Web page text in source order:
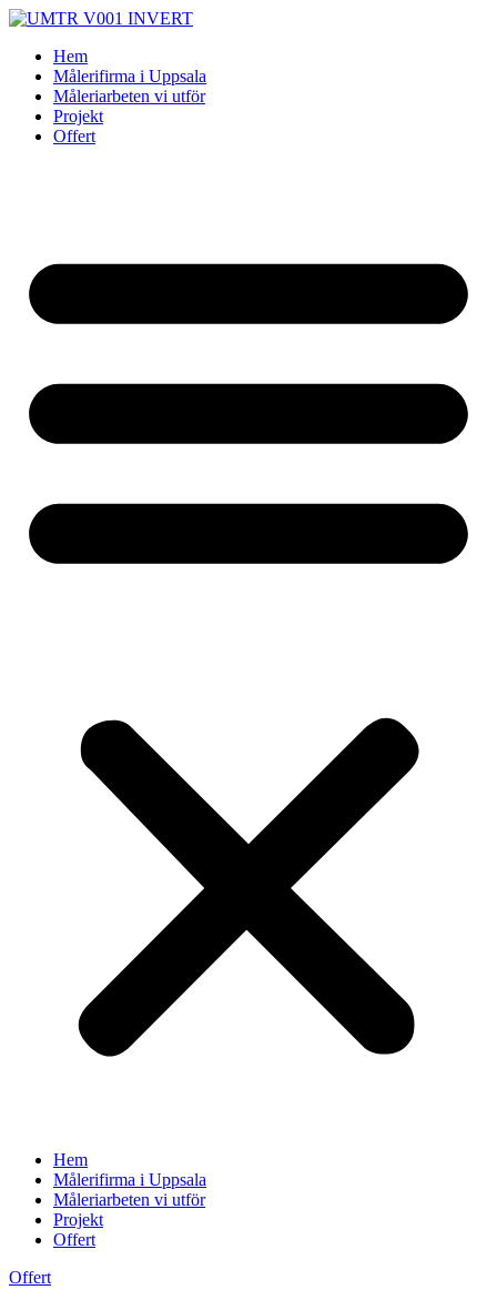
Skip
contentHem
Målerifirma i Uppsala
Måleriarbeten vi utför
Projekt
Offert
Hem
Målerifirma i Uppsala
Måleriarbeten vi utför
Projekt
Offert
Offert